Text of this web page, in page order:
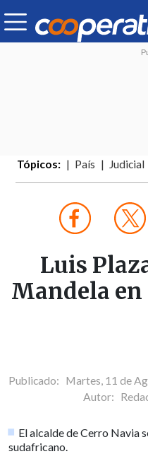
Tópicos: País Judicial
Luis
Mandela
Publicado: Martes, 11 de
Autor:
El alcalde de Cerro Navia
sudafricano.